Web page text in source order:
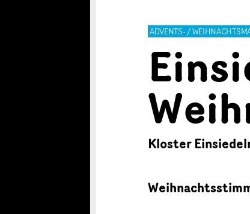
ADVENTS- /
Kloster